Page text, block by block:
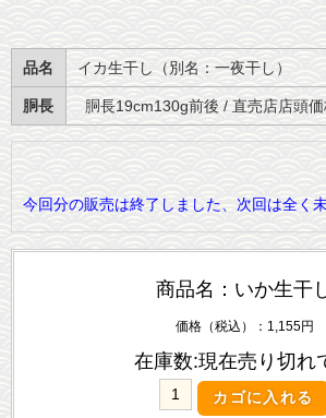
品名 イカ生干し（別名：一夜干し）
胴長 胴長19cm130g前後 / 直売店店頭価
今回分の販売は終了しました、次回は全く
商品名：いか生干
価格（税込）：1,155円
在庫数:現在売り切れ